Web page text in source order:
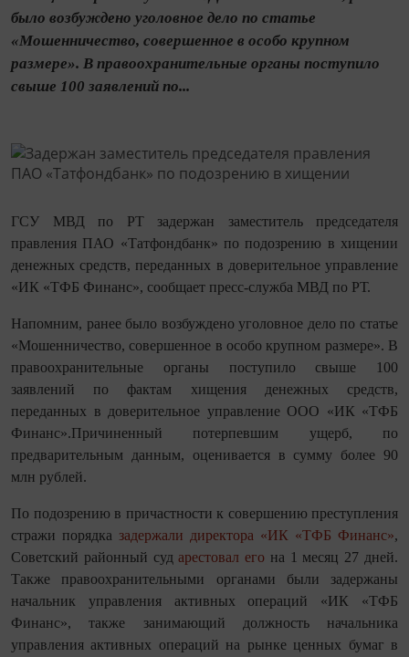
было возбуждено уголовное дело по статье
«Мошенничество, совершенное в особо крупном
размере». В правоохранительные органы поступило
свыше 100 заявлений по...
ГСУ МВД по РТ задержан заместитель председателя
правления ПАО «Татфондбанк» по подозрению в хищении
денежных средств, переданных в доверительное управление
«ИК «ТФБ Финанс», сообщает пресс-служба МВД по РТ.
Напомним, ранее было возбуждено уголовное дело по статье
«Мошенничество, совершенное в особо крупном размере». В
правоохранительные органы поступило свыше 100
заявлений по фактам хищения денежных средств,
переданных в доверительное управление ООО «ИК «ТФБ
Финанс».Причиненный потерпевшим ущерб, по
предварительным данным, оценивается в сумму более 90
млн рублей.
По подозрению в причастности к совершению преступления
стражи порядка задержали директора «ИК «ТФБ Финанс»,
Советский районный сударестовал его на 1 месяц 27 дней.
Также правоохранительными органами были задержаны
начальник управления активных операций «ИК «ТФБ
Финанс», также занимающий должность начальника
управления активных операций на рынке ценных бумаг в